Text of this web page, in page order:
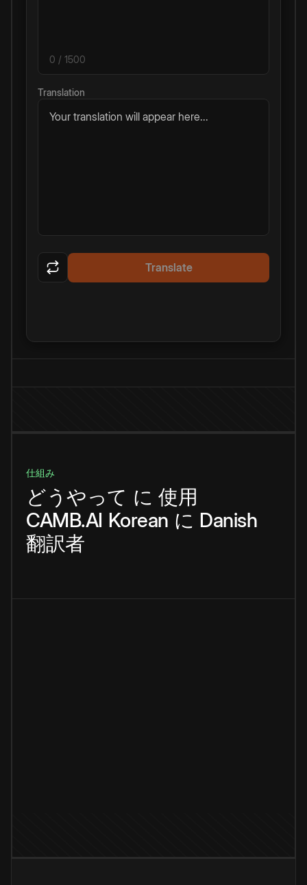
0 / 1500
Translation
Your translation will appear here...
Translate
仕組み
どうやって に 使用
CAMB.AI Korean に Danish
翻訳者